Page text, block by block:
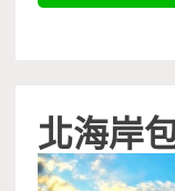
北海岸